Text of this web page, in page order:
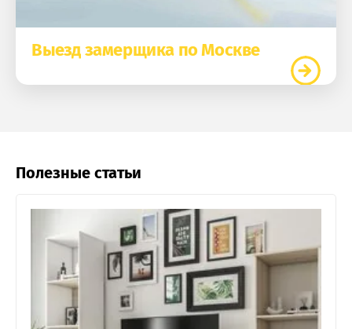
Выезд замерщика по Москве
Полезные статьи